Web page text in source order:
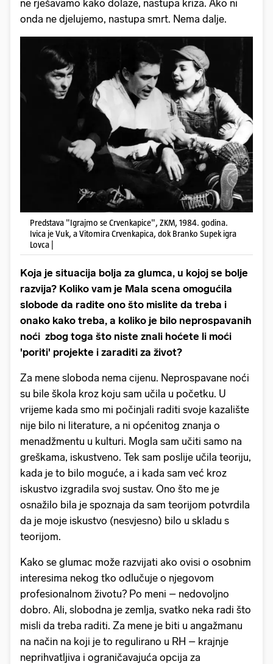
ne rješavamo kako dolaze, nastupa kriza. Ako ni
onda ne djelujemo, nastupa smrt. Nema dalje.
Predstava "Igrajmo se Crvenkapice", ZKM, 1984. godina.
Ivica je Vuk, a Vitomira Crvenkapica, dok Branko Supek igra
Lovca |
Koja je situacija bolja za glumca, u kojoj se bolje
razvija? Koliko vam je Mala scena omogućila
slobode da radite ono što mislite da treba i
onako kako treba, a koliko je bilo neprospavanih
noći zbog toga što niste znali hoćete li moći
'poriti' projekte i zaraditi za život?
Za mene sloboda nema cijenu. Neprospavane noći
su bile škola kroz koju sam učila u početku. U
vrijeme kada smo mi počinjali raditi svoje kazalište
nije bilo ni literature, a ni općenitog znanja o
menadžmentu u kulturi. Mogla sam učiti samo na
greškama, iskustveno. Tek sam poslije učila teoriju,
kada je to bilo moguće, a i kada sam već kroz
iskustvo izgradila svoj sustav. Ono što me je
osnažilo bila je spoznaja da sam teorijom potvrdila
da je moje iskustvo (nesvjesno) bilo u skladu s
teorijom.
Kako se glumac može razvijati ako ovisi o osobnim
interesima nekog tko odlučuje o njegovom
profesionalnom životu? Po meni – nedovoljno
dobro. Ali, slobodna je zemlja, svatko neka radi što
misli da treba raditi. Za mene je biti u angažmanu
na način na koji je to regulirano u RH – krajnje
neprihvatljiva i ograničavajuća opcija za